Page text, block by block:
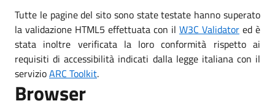
Tutte le pagine del sito sono state testate hanno superato
la validazione HTML5 effettuata con il W3C Validator ed è
stata inoltre verificata la loro conformità rispetto ai
requisiti di accessibilità indicati dalla legge italiana con il
servizioARC Toolkit.
Browser